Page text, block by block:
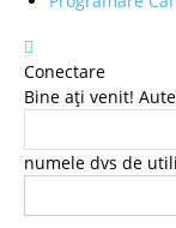
Conectare
Bine ați venit!
numele dvs de